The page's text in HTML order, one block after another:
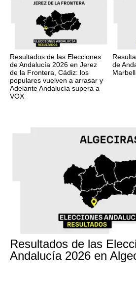
Resultados de las Elecciones
de Andalucía 2026 en Jerez
de la Frontera, Cádiz: los
populares vuelven a arrasar y
Adelante Andalucía supera a
VOX
de
Resultados de las
Andalucía 2026 en